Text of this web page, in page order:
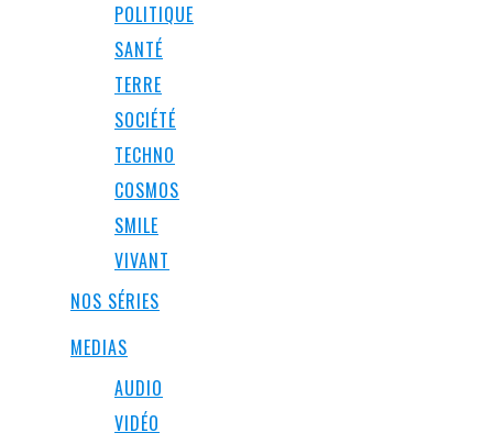
POLITIQUE
SANTÉ
TERRE
SOCIÉTÉ
TECHNO
COSMOS
SMILE
VIVANT
NOS SÉRIES
MEDIAS
AUDIO
VIDÉO